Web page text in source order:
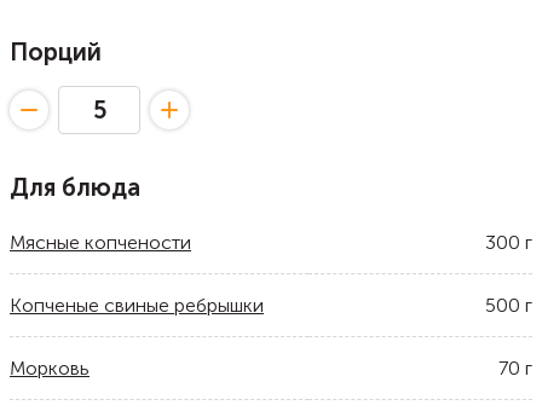
Порций
Для блюда
Мясные копчености 300 г
Копченые свиные ребрышки 500 г
Морковь 70 г